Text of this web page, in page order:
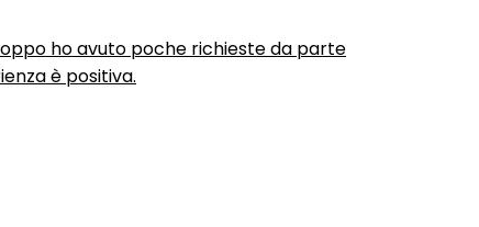
ho avuto poche richieste da parte
è positiva.